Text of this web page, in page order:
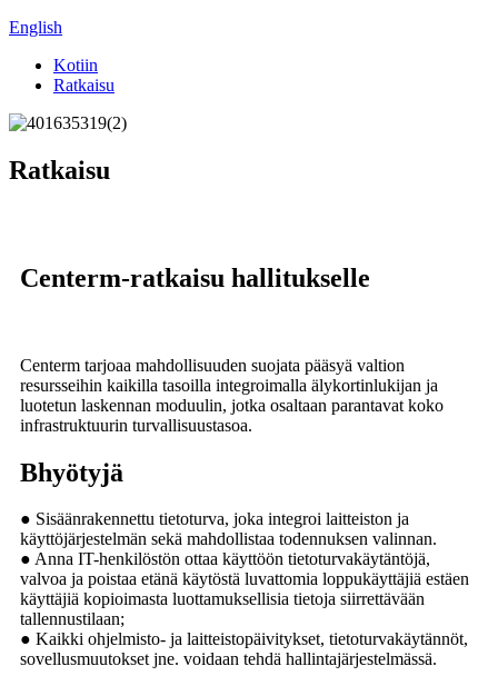
English
Kotiin
Ratkaisu
Ratkaisu
Centerm-ratkaisu hallitukselle
Centerm tarjoaa mahdollisuuden suojata pääsyä valtion
resursseihin kaikilla tasoilla integroimalla älykortinlukijan ja
luotetun laskennan moduulin, jotka osaltaan parantavat koko
infrastruktuurin turvallisuustasoa.
Bhyötyjä
● Sisäänrakennettu tietoturva, joka integroi laitteiston ja
käyttöjärjestelmän sekä mahdollistaa todennuksen valinnan.
● Anna IT-henkilöstön ottaa käyttöön tietoturvakäytäntöjä,
valvoa ja poistaa etänä käytöstä luvattomia loppukäyttäjiä estäen
käyttäjiä kopioimasta luottamuksellisia tietoja siirrettävään
tallennustilaan;
● Kaikki ohjelmisto- ja laitteistopäivitykset, tietoturvakäytännöt,
sovellusmuutokset jne. voidaan tehdä hallintajärjestelmässä.